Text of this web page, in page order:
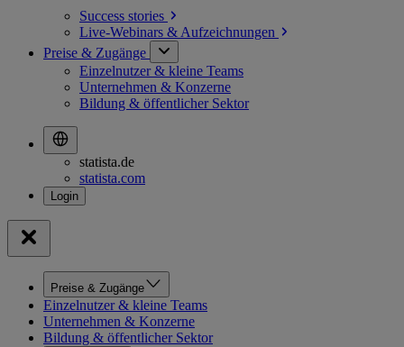
Success stories
Live-Webinars & Aufzeichnungen
Preise & Zugänge
Einzelnutzer & kleine Teams
Unternehmen & Konzerne
Bildung & öffentlicher Sektor
statista.de
statista.com
Preise & Zugänge
Einzelnutzer & kleine Teams
Unternehmen & Konzerne
Bildung & öffentlicher Sektor